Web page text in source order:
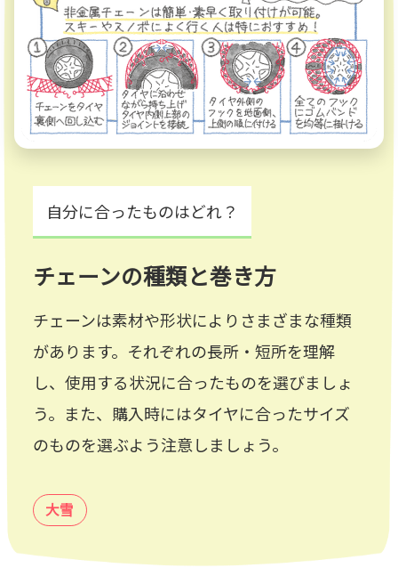
自分に合ったものはどれ？
チェーンの種類と巻き方
チェーンは素材や形状によりさまざまな種類
があります。それぞれの長所・短所を理解
し、使用する状況に合ったものを選びましょ
う。また、購入時にはタイヤに合ったサイズ
のものを選ぶよう注意しましょう。
大雪